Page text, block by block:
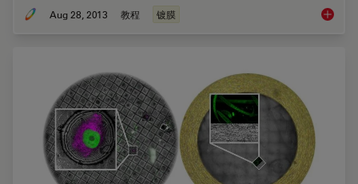
Aug 28, 2013 教程 镀膜 电子显